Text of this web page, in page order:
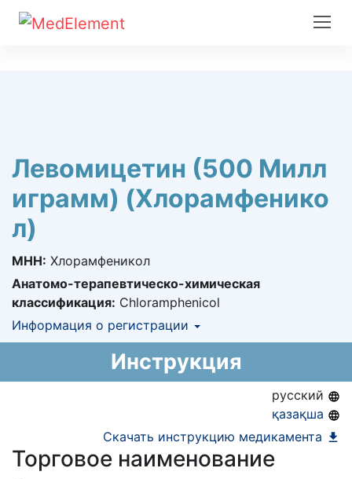
Левомицетин (500 Милл
играмм) (Хлорамфенико
л)
МНН: Хлорамфеникол
Анатомо-терапевтическо-химическая
классификация: Chloramphenicol
Информация о регистрации
Информация о регистрации в РК:22.10.2024 -
Инструкция
русский
қазақша
Скачать инструкцию медикамента
Торговое наименование